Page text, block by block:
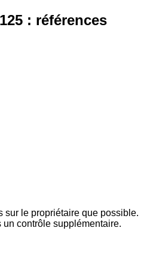
: références
sur le propriétaire que possible.
contrôle supplémentaire.